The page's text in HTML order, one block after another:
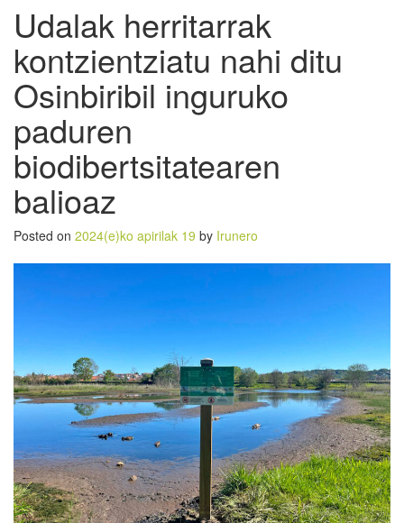
Udalak herritarrak
kontzientziatu nahi ditu
Osinbiribil inguruko
paduren
biodibertsitatearen
balioaz
Posted on 2024(e)ko apirilak 19 by Irunero